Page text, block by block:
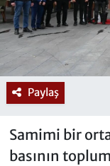
Paylaş
Samimi bir
basının